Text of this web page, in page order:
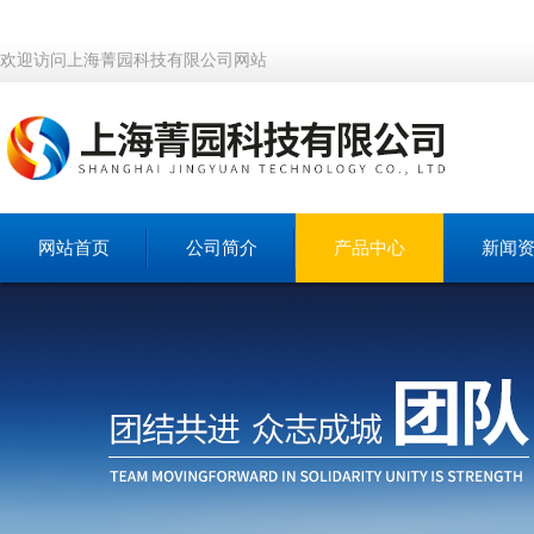
欢迎访问上海菁园科技有限公司网站
网站首页 公司简介 产品中心 新闻